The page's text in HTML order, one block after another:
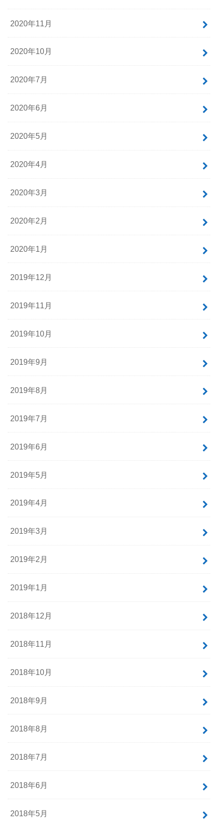
2020年11月
2020年10月
2020年7月
2020年6月
2020年5月
2020年4月
2020年3月
2020年2月
2020年1月
2019年12月
2019年11月
2019年10月
2019年9月
2019年8月
2019年7月
2019年6月
2019年5月
2019年4月
2019年3月
2019年2月
2019年1月
2018年12月
2018年11月
2018年10月
2018年9月
2018年8月
2018年7月
2018年6月
2018年5月